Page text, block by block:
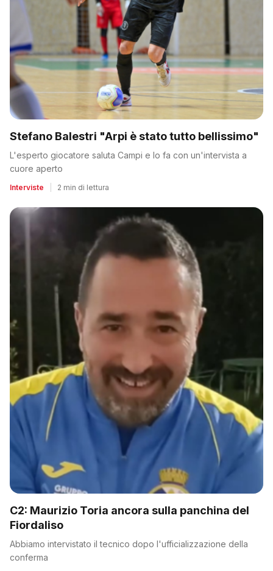
Stefano Balestri "Arpi è stato tutto bellissimo"
L'esperto giocatore saluta Campi e lo fa con un'intervista a
cuore aperto
Interviste 2 min di lettura
C2: Maurizio Toria ancora sulla panchina del
Fiordaliso
Abbiamo intervistato il tecnico dopo l'ufficializzazione della
conferma